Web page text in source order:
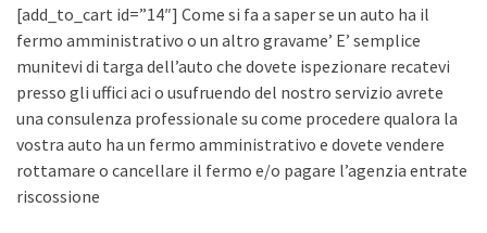
[add_to_cart id=”14″] Come si fa a saper se un auto ha il
fermo amministrativo o un altro gravame’ E’ semplice
munitevi di targa dell’auto che dovete ispezionare recatevi
presso gli uffici aci o usufruendo del nostro servizio avrete
una consulenza professionale su come procedere qualora la
vostra auto ha un fermo amministrativo e dovete vendere
rottamare o cancellare il fermo e/o pagare l’agenzia entrate
riscossione